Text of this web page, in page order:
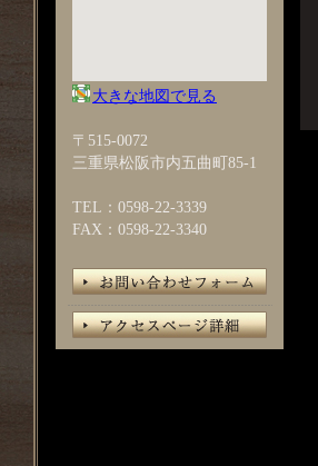
大きな地図で見る
〒515-0072
三重県松阪市内五曲町85-1
TEL：0598-22-3339
FAX：0598-22-3340